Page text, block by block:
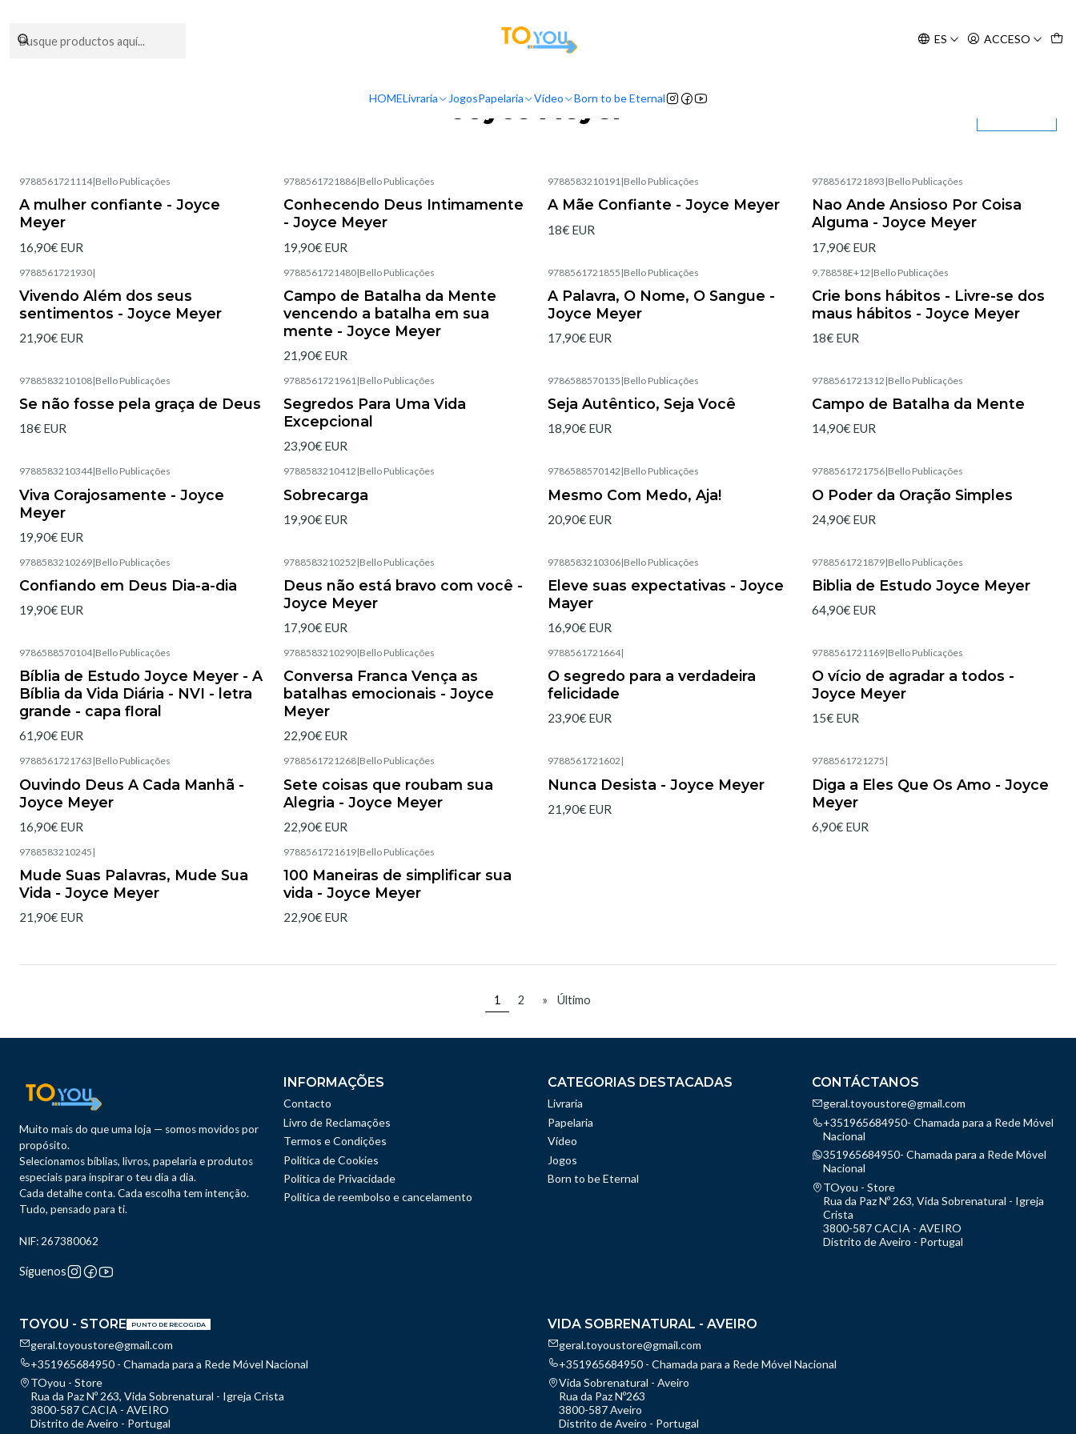
ES ACCESO
HOMELivraria JogosPapelaria Vídeo Born to be Eternal
Autores Joyce Meyer
Joyce Meyer
9788561721114|Bello Publicações
A mulher confiante - Joyce
Meyer
16,90€ EUR
9788561721886|Bello Publicações
Conhecendo Deus Intimamente
- Joyce Meyer
19,90€ EUR
9788583210191|Bello Publicações
A Mãe Confiante - Joyce Meyer
18€ EUR
9788561721893 |Bello Publicações
Nao Ande Ansioso Por Coisa
Alguma - Joyce Meyer
17,90€ EUR
9788561721930|
Vivendo Além dos seus
sentimentos - Joyce Meyer
21,90€ EUR
9788561721480|Bello Publicações
Campo de Batalha da Mente
vencendo a batalha em sua
mente - Joyce Meyer
21,90€ EUR
9788561721855 |Bello Publicações
A Palavra, O Nome, O Sangue -
Joyce Meyer
17,90€ EUR
9,78858E+12 |Bello Publicações
Crie bons hábitos - Livre-se dos
maus hábitos - Joyce Meyer
18€ EUR
9788583210108|Bello Publicações
Se não fosse pela graça de Deus
18€ EUR
9788561721961 |Bello Publicações
Segredos Para Uma Vida
Excepcional
23,90€ EUR
9786588570135 |Bello Publicações
Seja Autêntico, Seja Você
18,90€ EUR
9788561721312 |Bello Publicações
Campo de Batalha da Mente
14,90€ EUR
9788583210344|Bello Publicações
Viva Corajosamente - Joyce
Meyer
19,90€ EUR
9788583210412 |Bello Publicações
Sobrecarga
19,90€ EUR
9786588570142 |Bello Publicações
Mesmo Com Medo, Aja!
20,90€ EUR
9788561721756|Bello Publicações
O Poder da Oração Simples
24,90€ EUR
9788583210269|Bello Publicações
Confiando em Deus Dia-a-dia
19,90€ EUR
9788583210252 |Bello Publicações
Deus não está bravo com você -
Joyce Meyer
17,90€ EUR
9788583210306|Bello Publicações
Eleve suas expectativas - Joyce
Mayer
16,90€ EUR
9788561721879|Bello Publicações
Biblia de Estudo Joyce Meyer
64,90€ EUR
9786588570104|Bello Publicações
Bíblia de Estudo Joyce Meyer - A
Bíblia da Vida Diária - NVI - letra
grande - capa floral
61,90€ EUR
9788583210290|Bello Publicações
Conversa Franca Vença as
batalhas emocionais - Joyce
Meyer
22,90€ EUR
9788561721664|
O segredo para a verdadeira
felicidade
23,90€ EUR
9788561721169|Bello Publicações
O vício de agradar a todos -
Joyce Meyer
15€ EUR
9788561721763 |Bello Publicações
Ouvindo Deus A Cada Manhã -
Joyce Meyer
16,90€ EUR
9788561721268|Bello Publicações
Sete coisas que roubam sua
Alegria - Joyce Meyer
22,90€ EUR
9788561721602 |
Nunca Desista - Joyce Meyer
21,90€ EUR
9788561721275 |
Diga a Eles Que Os Amo - Joyce
Meyer
6,90€ EUR
9788583210245 |
Mude Suas Palavras, Mude Sua
Vida - Joyce Meyer
21,90€ EUR
9788561721619|Bello Publicações
100 Maneiras de simplificar sua
vida - Joyce Meyer
22,90€ EUR
1 2 » Último
Muito mais do que uma loja — somos movidos por
propósito.
Selecionamos bíblias, livros, papelaria e produtos
especiais para inspirar o teu dia a dia.
Cada detalhe conta. Cada escolha tem intenção.
Tudo, pensado para ti.
NIF: 267380062
Síguenos
INFORMAÇÕES
Contacto
Livro de Reclamações
Termos e Condições
Política de Cookies
Política de Privacidade
Politica de reembolso e cancelamento
CATEGORIAS DESTACADAS
Livraria
Papelaria
Vídeo
Jogos
Born to be Eternal
CONTÁCTANOS
geral.toyoustore@gmail.com
+351965684950- Chamada para a Rede Móvel
Nacional
351965684950- Chamada para a Rede Móvel
Nacional
TOyou - Store
Rua da Paz Nº 263, Vida Sobrenatural - Igreja
Crista
3800-587 CACIA - AVEIRO
Distrito de Aveiro - Portugal
TOYOU - STORE PUNTO DE RECOGIDA
geral.toyoustore@gmail.com
+351965684950 - Chamada para a Rede Móvel Nacional
TOyou - Store
Rua da Paz Nº 263, Vida Sobrenatural - Igreja Crista
3800-587 CACIA - AVEIRO
Distrito de Aveiro - Portugal
VIDA SOBRENATURAL - AVEIRO
geral.toyoustore@gmail.com
+351965684950 - Chamada para a Rede Móvel Nacional
Vida Sobrenatural - Aveiro
Rua da Paz Nº263
3800-587 Aveiro
Distrito de Aveiro - Portugal